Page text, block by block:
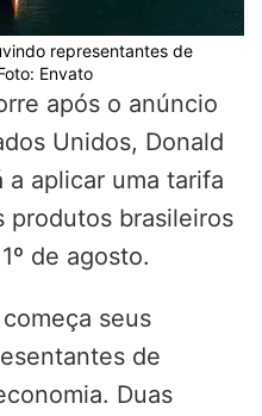
representantes de
Envato
após o anúncio
Unidos, Donald
a aplicar uma tarifa
produtos brasileiros
de agosto.
seus
de
Duas